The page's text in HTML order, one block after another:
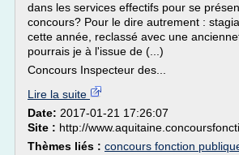
dans les services effectifs pour se
concours? Pour le dire autrement :
cette année, reclassé avec une
pourrais je à l'issue de (...)
Concours Inspecteur des...
Lire la suite
Date: 2017-01-21 17:26:07
Site : http://
Thèmes liés : concours fonction